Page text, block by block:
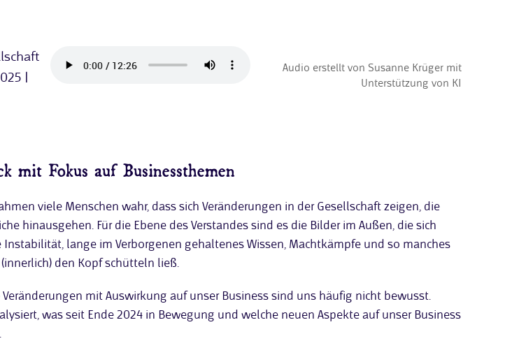
|
Audio erstellt von Susanne Krüger mit
Unterstützung von KI
mit Fokus auf Businessthemen
viele Menschen wahr, dass sich Veränderungen in der Gesellschaft zeigen, die
hinausgehen. Für die Ebene des Verstandes sind es die Bilder im Außen, die sich
Instabilität, lange im Verborgenen gehaltenes Wissen, Machtkämpfe und so manches
(innerlich) den Kopf schütteln ließ.
mit Auswirkung auf unser Business sind uns häufig nicht bewusst.
was seit Ende 2024 in Bewegung und welche neuen Aspekte auf unser Business